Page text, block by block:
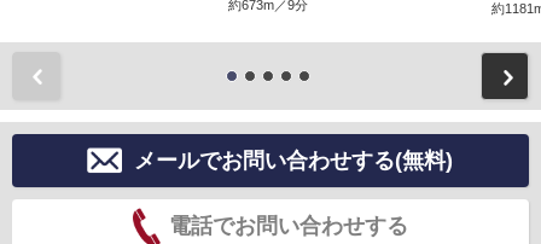
約673m／9分
約
メールでお問い合わせする(無料)
電話でお問い合わせする